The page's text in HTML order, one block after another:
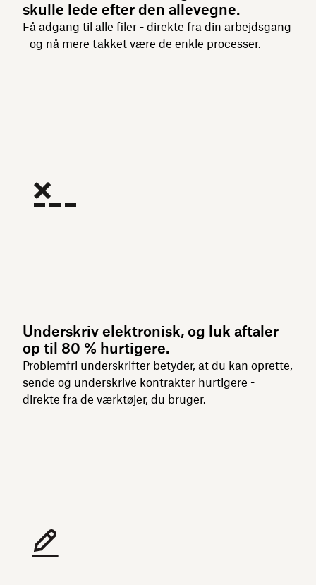
skulle lede efter den allevegne.
Få adgang til alle filer - direkte fra din arbejdsgang
- og nå mere takket være de enkle processer.
Underskriv elektronisk, og luk aftaler
op til 80 % hurtigere.
Problemfri underskrifter betyder, at du kan oprette,
sende og underskrive kontrakter hurtigere -
direkte fra de værktøjer, du bruger.